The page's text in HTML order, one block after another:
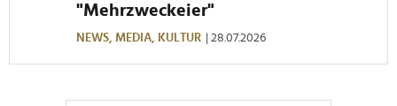
"Mehrzweckeier"
NEWS, MEDIA, KULTUR | 28.07.2026